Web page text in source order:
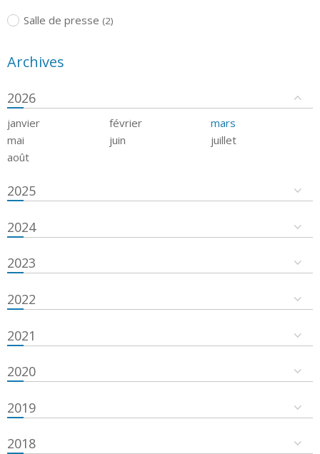
Salle de presse (2)
Archives
2026
janvier février
mars
mai
juin
juillet
août
2025
2024
2023
2022
2021
2020
2019
2018